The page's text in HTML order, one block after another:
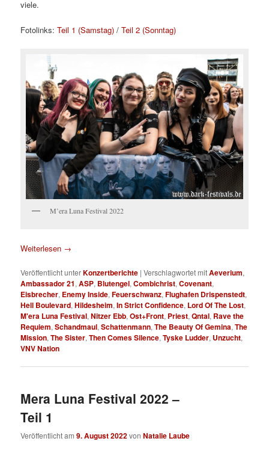
viele.
Fotolinks:Teil 1 (Samstag) /Teil 2 (Sonntag)
M’era Luna Festival 2022
Weiterlesen →
Veröffentlicht unterKonzertberichte |Verschlagwortet mitAeverium,
Ambassador 21,ASP, Blutengel,Combichrist,Covenant,
Eisbrecher, Enemy Inside,Feuerschwanz,Flughafen Drispenstedt,
Hell Boulevard,Hildesheim,In Strict Confidence, Lord Of The Lost,
M'era Luna Festival,Nitzer Ebb,Ost+Front, Priest,Qntal, Rave the
Requiem,Schandmaul,Schattenmann,The Beauty Of Gemina,The
Mission,The Sister,Then Comes Silence,Tyske Ludder, Unzucht,
VNV Nation
Mera Luna Festival 2022 –
Teil 1
Veröffentlicht am9. August 2022vonNatalie Laube